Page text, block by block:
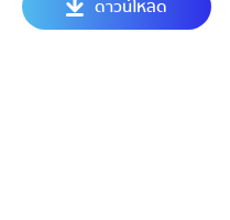
ดาวน์โหลด